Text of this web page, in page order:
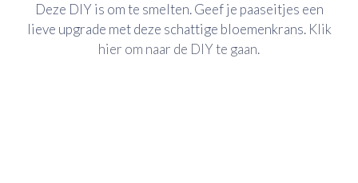
Deze DIY is om te smelten. Geef je paaseitjes een
lieve upgrade met deze schattige bloemenkrans. Klik
hier om naar de DIY te gaan.